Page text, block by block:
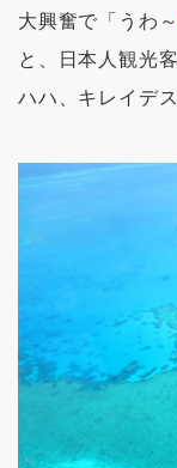
大興奮で「うわ～
と、日本人観光
ハハ、キレイデ